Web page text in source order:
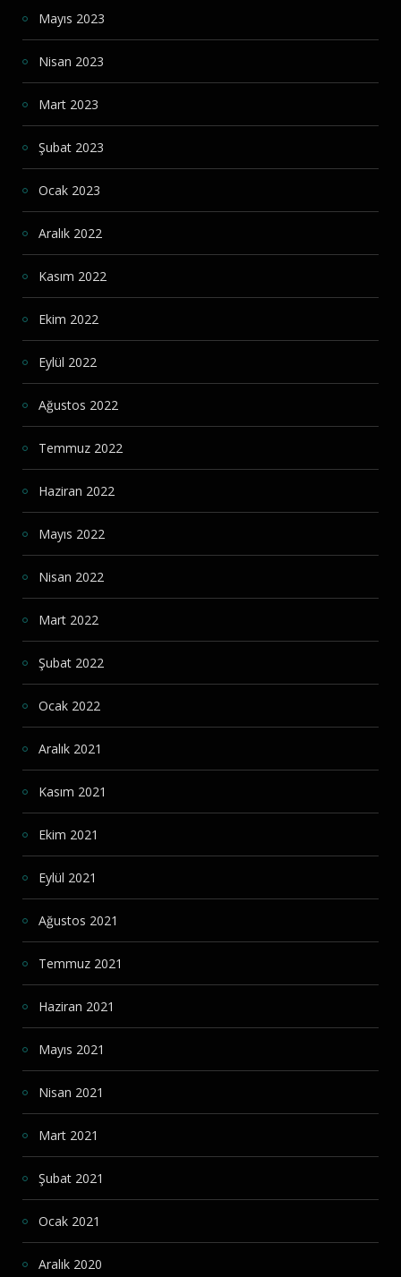
Mayıs 2023
Nisan 2023
Mart 2023
Şubat 2023
Ocak 2023
Aralık 2022
Kasım 2022
Ekim 2022
Eylül 2022
Ağustos 2022
Temmuz 2022
Haziran 2022
Mayıs 2022
Nisan 2022
Mart 2022
Şubat 2022
Ocak 2022
Aralık 2021
Kasım 2021
Ekim 2021
Eylül 2021
Ağustos 2021
Temmuz 2021
Haziran 2021
Mayıs 2021
Nisan 2021
Mart 2021
Şubat 2021
Ocak 2021
Aralık 2020